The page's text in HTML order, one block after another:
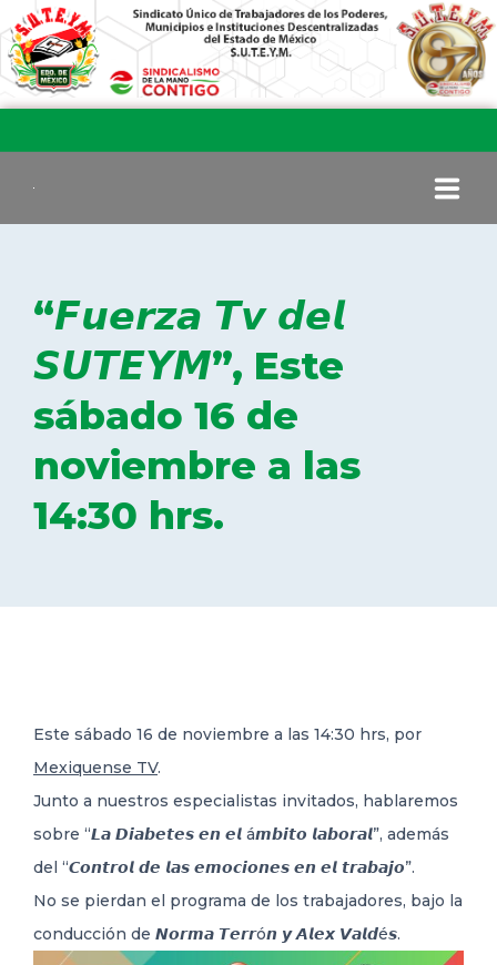
COMITÉ EJECUTIVO
COMISIÓN DE VIGILANCIA
SECCIONES
“𝙁𝙪𝙚𝙧𝙯𝙖 𝙏𝙫 𝙙𝙚𝙡
𝙎𝙐𝙏𝙀𝙔𝙈”, Este
sábado 16 de
noviembre a las
14:30 hrs.
Este sábado 16 de noviembre a las 14:30 hrs, por
Mexiquense TV.
Junto a nuestros especialistas invitados, hablaremos
sobre “𝙇𝙖 𝘿𝙞𝙖𝙗𝙚𝙩𝙚𝙨 𝙚𝙣 𝙚𝙡 á𝙢𝙗𝙞𝙩𝙤 𝙡𝙖𝙗𝙤𝙧𝙖𝙡”, además
del “𝘾𝙤𝙣𝙩𝙧𝙤𝙡 𝙙𝙚 𝙡𝙖𝙨 𝙚𝙢𝙤𝙘𝙞𝙤𝙣𝙚𝙨 𝙚𝙣 𝙚𝙡 𝙩𝙧𝙖𝙗𝙖𝙟𝙤”.
No se pierdan el programa de los trabajadores, bajo la
conducción de 𝙉𝙤𝙧𝙢𝙖 𝙏𝙚𝙧𝙧ó𝙣 𝙮 𝘼𝙡𝙚𝙭 𝙑𝙖𝙡𝙙é𝙨.